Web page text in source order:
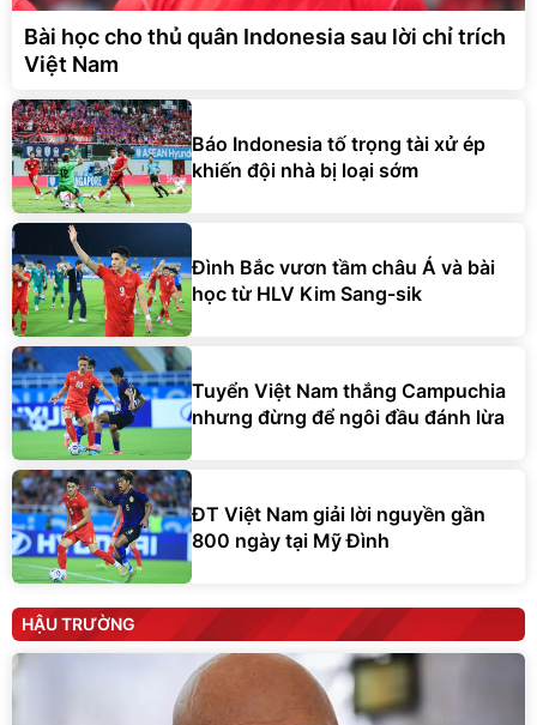
Bài học cho thủ quân Indonesia sau lời chỉ trích
Việt Nam
Báo Indonesia tố trọng tài xử ép
khiến đội nhà bị loại sớm
Đình Bắc vươn tầm châu Á và bài
học từ HLV Kim Sang-sik
Tuyển Việt Nam thắng Campuchia
nhưng đừng để ngôi đầu đánh lừa
ĐT Việt Nam giải lời nguyền gần
800 ngày tại Mỹ Đình
HẬU TRƯỜNG